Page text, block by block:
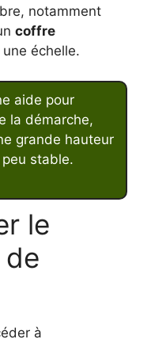
notamment
coffre
échelle.
aide pour
la démarche,
grande hauteur
stable.
le
à